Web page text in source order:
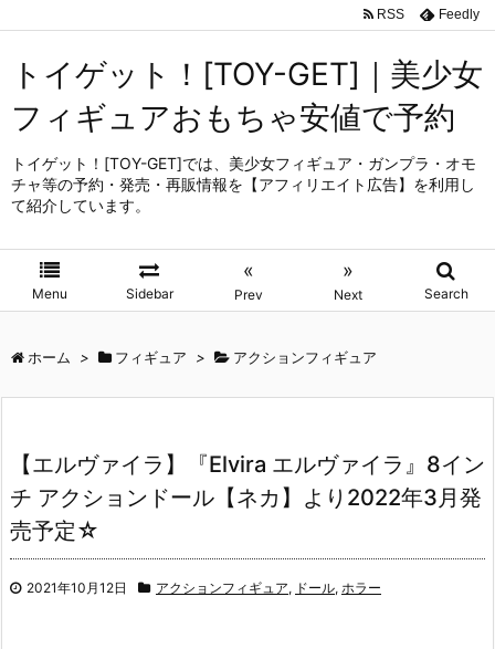
トイゲット！[TOY-GET]｜美少女
フィギュアおもちゃ安値で予約
トイゲット！[TOY-GET]では、美少女フィギュア・ガンプラ・オモ
チャ等の予約・発売・再販情報を【アフィリエイト広告】を利用し
て紹介しています。
Menu Sidebar
«
Prev
»
Next Search
RSS Feedly
ホーム > フィギュア > アクションフィギュア
【エルヴァイラ】『Elvira エルヴァイラ』8イン
チ アクションドール【ネカ】より2022年3月発
売予定☆
2021年10月12日 アクションフィギュア, ドール, ホラー